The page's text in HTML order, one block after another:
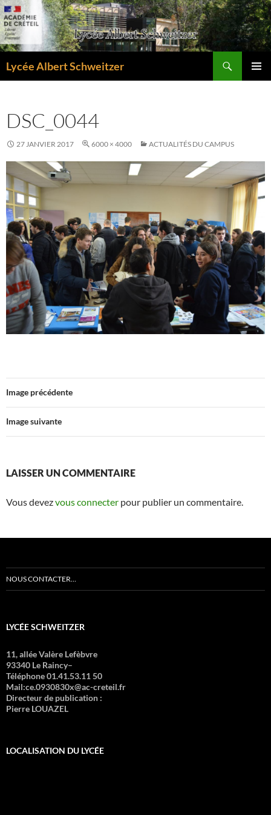
Aller
au
contenu
Lycée Albert Schweitzer
DSC_0044
27 JANVIER 2017 6000 × 4000 ACTUALITÉS DU CAMPUS
Image précédente
Image suivante
LAISSER UN COMMENTAIRE
Vous devezvous connecter pour publier un commentaire.
NOUS CONTACTER…
LYCÉE SCHWEITZER
11, allée Valère Lefèbvre
93340 Le Raincy–
Téléphone 01.41.53.11 50
Mail:ce.0930830x@ac-creteil.fr
Directeur de publication :
Pierre LOUAZEL
LOCALISATION DU LYCÉE